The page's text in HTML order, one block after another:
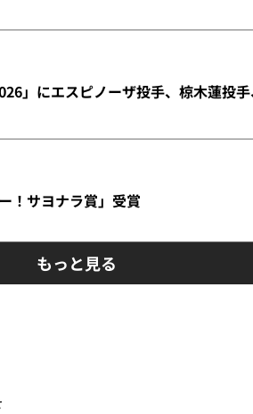
」にエスピノーザ投手、椋木蓮投
！サヨナラ賞」受賞
もっと見る